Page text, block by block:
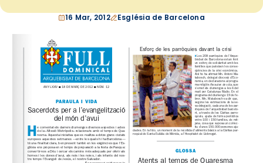
16 Mar, 2012 Església de Barcelona